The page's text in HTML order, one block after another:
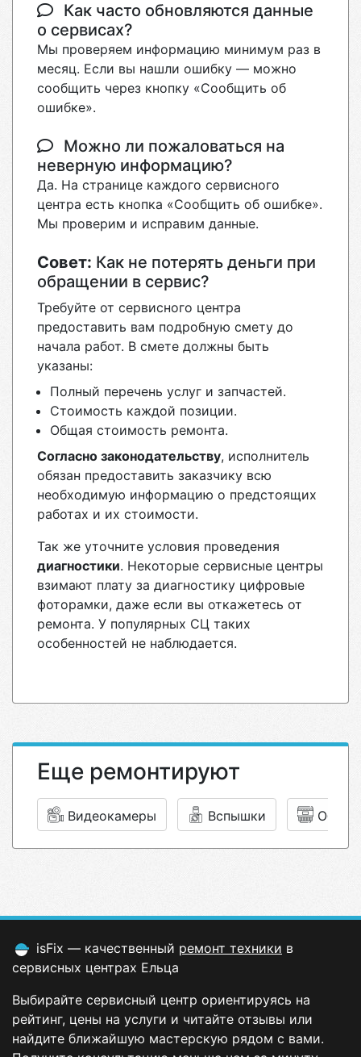
Как часто обновляются данные
о сервисах?
Мы проверяем информацию минимум раз в
месяц. Если вы нашли ошибку — можно
сообщить через кнопку «Сообщить об
ошибке».
Можно ли пожаловаться на
неверную информацию?
Да. На странице каждого сервисного
центра есть кнопка «Сообщить об ошибке».
Мы проверим и исправим данные.
Совет: Как не потерять деньги при
обращении в сервис?
Требуйте от сервисного центра
предоставить вам подробную смету до
начала работ. В смете должны быть
указаны:
Полный перечень услуг и запчастей.
Стоимость каждой позиции.
Общая стоимость ремонта.
Согласно законодательству, исполнитель
обязан предоставить заказчику всю
необходимую информацию о предстоящих
работах и их стоимости.
Так же уточните условия проведения
диагностики. Некоторые сервисные центры
взимают плату за диагностику цифровые
фоторамки, даже если вы откажетесь от
ремонта. У популярных СЦ таких
особенностей не наблюдается.
Еще ремонтируют
Видеокамеры Вспышки
isFix — качественный ремонт техники в
сервисных центрах Ельца
Выбирайте сервисный центр ориентируясь на
рейтинг, цены на услуги и читайте отзывы или
найдите ближайшую мастерскую рядом с вами.